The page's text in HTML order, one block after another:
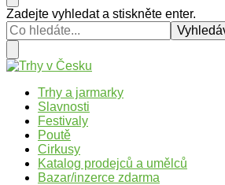
Trhy v Česku
Trhy, jarmarky, slavnosti a poutě v
Hledáte
něco
?
Zadejte vyhledat a stiskněte enter.
Trhy v Česku
Trhy, jarmarky, slavnosti a poutě v
Trhy a jarmarky
Slavnosti
Festivaly
Poutě
Cirkusy
Katalog prodejců a umělců
Bazar/inzerce zdarma